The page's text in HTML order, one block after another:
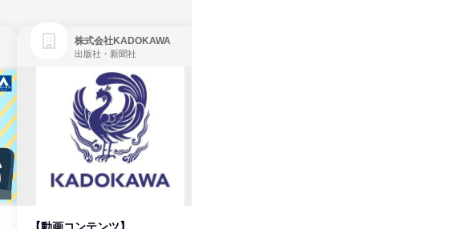
株式会社KADOKAWA
出版社・新聞社